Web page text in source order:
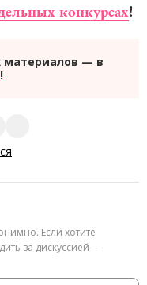
конкурсах!
материалов — в
!
Если хотите
за дискуссией —